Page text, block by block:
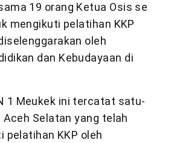
19 orang Ketua Osis se
mengikuti pelatihan KKP
oleh
dan Kebudayaan di
1 Meukek ini tercatat satu-
Selatan yang telah
pelatihan KKP oleh